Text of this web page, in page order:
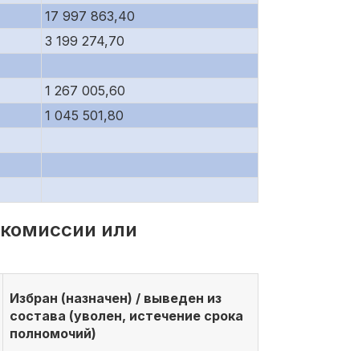
17 997 863,40
3 199 274,70
1 267 005,60
1 045 501,80
или
Избран (назначен) / выведен из
состава (уволен, истечение срока
полномочий)